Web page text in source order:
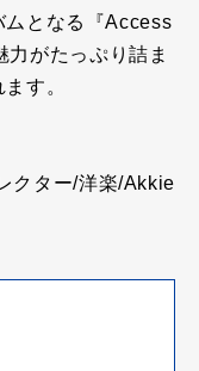
ムとなる『Access
がたっぷり詰ま
す。
クター/洋楽/Akkie